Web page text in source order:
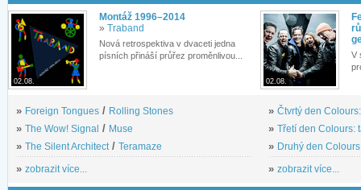
02.08.
Montáž 1996–2014
» Traband
Nová retrospektiva v dvaceti jedna
písních přináší průřez proměnlivou...
» Foreign Tongues / Rolling Stones
» The Wow! Signal / Muse
» The Silent Architect / Teramaze
» zobrazit více...
02.08.
V
» Čtvrtý den
» Třetí den Colours:
» Druhý den
» zobrazit více...